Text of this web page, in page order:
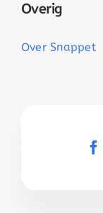
Overig
Over Snappet